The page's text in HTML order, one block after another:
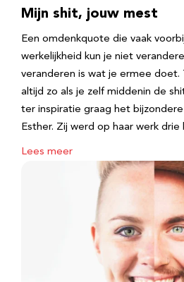
Mijn shit, jouw mest
Een omdenkquote die vaak
werkelijkheid kun je niet
veranderen is wat je ermee doet.
altijd zo als je zelf middenin de
ter inspiratie graag het
Esther. Zij werd op haar werk
Lees meer